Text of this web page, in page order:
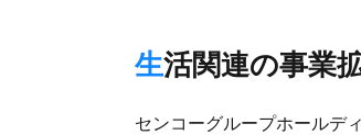
生活関連の事業
センコーグループホールデ